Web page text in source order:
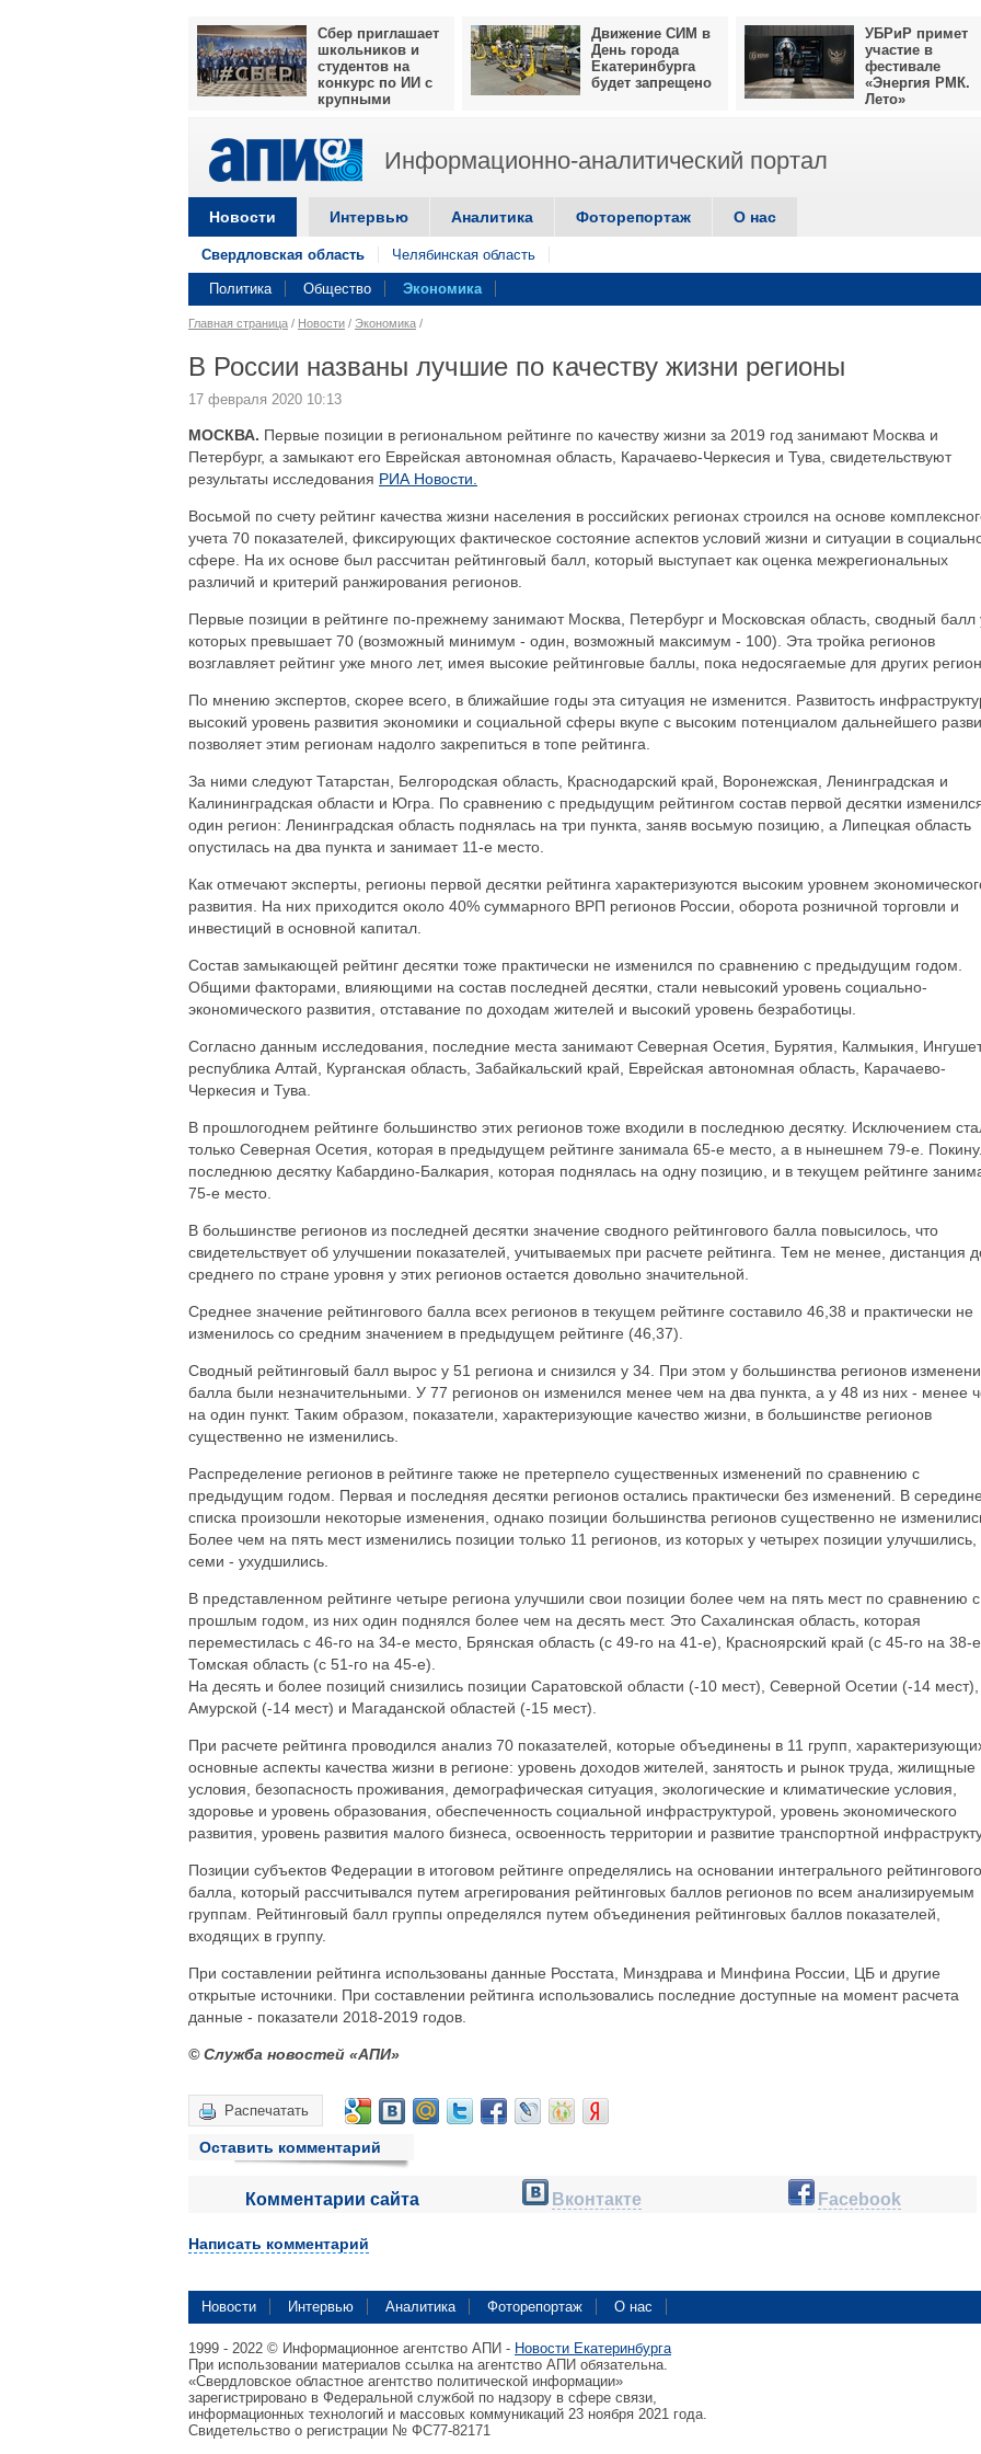
Сбер приглашает
школьников и
студентов на
конкурс по ИИ с
крупными
Движение СИМ в
День города
Екатеринбурга
будет запрещено
УБРиР примет
участие в
фестивале
«Энергия РМК.
Лето»
Информационно-аналитический портал
Новости Интервью Аналитика Фоторепортаж О нас
Свердловская область Челябинская область
Политика Общество Экономика
Главная страница / Новости / Экономика /
В России названы лучшие по качеству жизни регионы
17 февраля 2020 10:13
МОСКВА. Первые позиции в региональном рейтинге по качеству жизни за 2019 год занимают Москва и
Петербург, а замыкают его Еврейская автономная область, Карачаево-Черкесия и Тува, свидетельствуют
результаты исследования РИА Новости.
Восьмой по счету рейтинг качества жизни населения в российских регионах строился на основе
учета 70 показателей, фиксирующих фактическое состояние аспектов условий жизни и ситуации в
сфере. На их основе был рассчитан рейтинговый балл, который выступает как оценка межрегиональных
различий и критерий ранжирования регионов.
Первые позиции в рейтинге по-прежнему занимают Москва, Петербург и Московская область, сводный балл
которых превышает 70 (возможный минимум - один, возможный максимум - 100). Эта тройка регионов
возглавляет рейтинг уже много лет, имея высокие рейтинговые баллы, пока недосягаемые для других
По мнению экспертов, скорее всего, в ближайшие годы эта ситуация не изменится. Развитость
высокий уровень развития экономики и социальной сферы вкупе с высоким потенциалом дальнейшего
позволяет этим регионам надолго закрепиться в топе рейтинга.
За ними следуют Татарстан, Белгородская область, Краснодарский край, Воронежская, Ленинградская и
Калининградская области и Югра. По сравнению с предыдущим рейтингом состав первой десятки
один регион: Ленинградская область поднялась на три пункта, заняв восьмую позицию, а Липецкая область
опустилась на два пункта и занимает 11-е место.
Как отмечают эксперты, регионы первой десятки рейтинга характеризуются высоким уровнем
развития. На них приходится около 40% суммарного ВРП регионов России, оборота розничной торговли и
инвестиций в основной капитал.
Состав замыкающей рейтинг десятки тоже практически не изменился по сравнению с предыдущим годом.
Общими факторами, влияющими на состав последней десятки, стали невысокий уровень социально-
экономического развития, отставание по доходам жителей и высокий уровень безработицы.
Согласно данным исследования, последние места занимают Северная Осетия, Бурятия, Калмыкия,
республика Алтай, Курганская область, Забайкальский край, Еврейская автономная область, Карачаево-
Черкесия и Тува.
В прошлогоднем рейтинге большинство этих регионов тоже входили в последнюю десятку. Исключением
только Северная Осетия, которая в предыдущем рейтинге занимала 65-е место, а в нынешнем 79-е.
последнюю десятку Кабардино-Балкария, которая поднялась на одну позицию, и в текущем рейтинге
75-е место.
В большинстве регионов из последней десятки значение сводного рейтингового балла повысилось, что
свидетельствует об улучшении показателей, учитываемых при расчете рейтинга. Тем не менее, дистанция
среднего по стране уровня у этих регионов остается довольно значительной.
Среднее значение рейтингового балла всех регионов в текущем рейтинге составило 46,38 и практически не
изменилось со средним значением в предыдущем рейтинге (46,37).
Сводный рейтинговый балл вырос у 51 региона и снизился у 34. При этом у большинства регионов
балла были незначительными. У 77 регионов он изменился менее чем на два пункта, а у 48 из них - менее
на один пункт. Таким образом, показатели, характеризующие качество жизни, в большинстве регионов
существенно не изменились.
Распределение регионов в рейтинге также не претерпело существенных изменений по сравнению с
предыдущим годом. Первая и последняя десятки регионов остались практически без изменений. В середине
списка произошли некоторые изменения, однако позиции большинства регионов существенно не
Более чем на пять мест изменились позиции только 11 регионов, из которых у четырех позиции улучшились,
семи - ухудшились.
В представленном рейтинге четыре региона улучшили свои позиции более чем на пять мест по сравнению с
прошлым годом, из них один поднялся более чем на десять мест. Это Сахалинская область, которая
переместилась с 46-го на 34-е место, Брянская область (с 49-го на 41-е), Красноярский край (с 45-го на 38-
Томская область (с 51-го на 45-е).
На десять и более позиций снизились позиции Саратовской области (-10 мест), Северной Осетии (-14 мест),
Амурской (-14 мест) и Магаданской областей (-15 мест).
При расчете рейтинга проводился анализ 70 показателей, которые объединены в 11 групп,
основные аспекты качества жизни в регионе: уровень доходов жителей, занятость и рынок труда, жилищные
условия, безопасность проживания, демографическая ситуация, экологические и климатические условия,
здоровье и уровень образования, обеспеченность социальной инфраструктурой, уровень экономического
развития, уровень развития малого бизнеса, освоенность территории и развитие транспортной
Позиции субъектов Федерации в итоговом рейтинге определялись на основании интегрального рейтингового
балла, который рассчитывался путем агрегирования рейтинговых баллов регионов по всем анализируемым
группам. Рейтинговый балл группы определялся путем объединения рейтинговых баллов показателей,
входящих в группу.
При составлении рейтинга использованы данные Росстата, Минздрава и Минфина России, ЦБ и другие
открытые источники. При составлении рейтинга использовались последние доступные на момент расчета
данные - показатели 2018-2019 годов.
© Служба новостей «АПИ»
Распечатать
Оставить комментарий
Комментарии сайта Вконтакте Facebook
Написать комментарий
Новости Интервью Аналитика Фоторепортаж О нас
1999 - 2022 © Информационное агентство АПИ - Новости Екатеринбурга
При использовании материалов ссылка на агентство АПИ обязательна.
«Свердловское областное агентство политической информации»
зарегистрировано в Федеральной службой по надзору в сфере связи,
информационных технологий и массовых коммуникаций 23 ноября 2021 года.
Свидетельство о регистрации № ФС77-82171